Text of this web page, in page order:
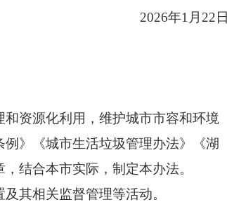
2026年1月22日
资源化利用，维护城市市容和环境
》《城市生活垃圾管理办法》《湖
结合本市实际，制定本办法。
其相关监督管理等活动。